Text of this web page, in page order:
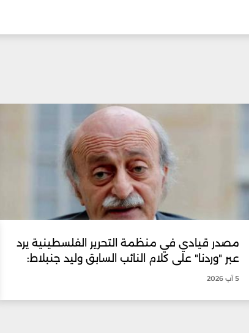
مصدر قيادي في منظمة التحرير الفلسطينية يرد
عبر "وردنا" على كلام النائب السابق وليد جنبلاط:
5 آب 2026